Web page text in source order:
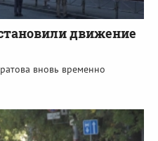
движение
вновь временно